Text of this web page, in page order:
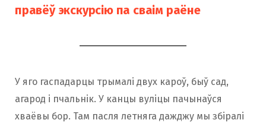
правёў экскурсію па сваім раёне
У яго гаспадарцы трымалі двух кароў, быў сад,
агарод і пчальнік. У канцы вуліцы пачынаўся
хваёвы бор. Там пасля летняга дажджу мы збіралі